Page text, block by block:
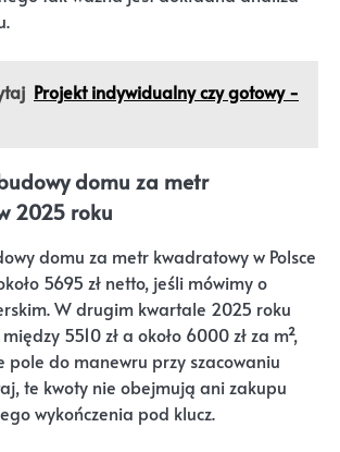
Projekt indywidualny czy gotowy -
domu za metr
2025 roku
domu za metr kwadratowy w Polsce
5695 zł netto, jeśli mówimy o
W drugim kwartale 2025 roku
5510 zł a około 6000 zł za m²,
pole do manewru przy szacowaniu
te kwoty nie obejmują ani zakupu
wykończenia pod klucz.